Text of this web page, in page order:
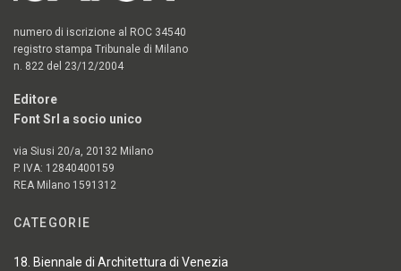
numero di iscrizione al ROC 34540
registro stampa Tribunale di Milano
n. 822 del 23/12/2004
Editore
Font Srl a socio unico
via Siusi 20/a, 20132 Milano
P. IVA: 12840400159
REA Milano 1591312
CATEGORIE
18. Biennale di Architettura di Venezia